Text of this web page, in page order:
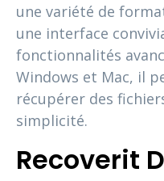
une variété de
une interface
fonctionnalités
Windows et Mac, il
récupérer des
simplicité.
Recoverit